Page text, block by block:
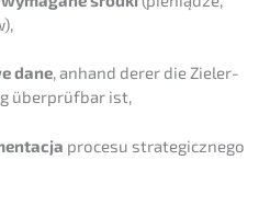
dane, anhand derer die Zieler­
überprüf­bar ist,
proce­su strate­gicz­n­ego